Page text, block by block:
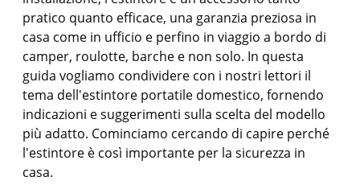
pratico quanto efficace, una garanzia preziosa in
casa come in ufficio e perfino in viaggio a bordo di
camper, roulotte, barche e non solo. In questa
guida vogliamo condividere con i nostri lettori il
tema dell'estintore portatile domestico, fornendo
indicazioni e suggerimenti sulla scelta del modello
più adatto. Cominciamo cercando di capire perché
l'estintore è così importante per la sicurezza in
casa.